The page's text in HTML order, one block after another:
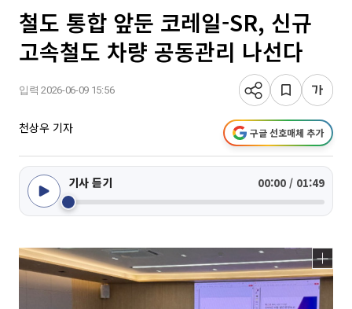
철도 통합 앞둔 코레일-SR, 신규
고속철도 차량 공동관리 나선다
입력 2026-06-09 15:56
천상우 기자 구글 선호매체 추가
기사 듣기 00:00 / 01:49